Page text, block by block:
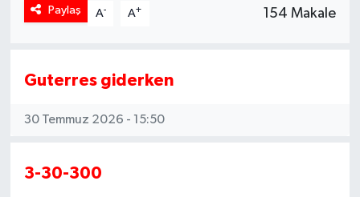
Paylaş A- A+ 154 Makale
Guterres giderken
30 Temmuz 2026 - 15:50
3-30-300